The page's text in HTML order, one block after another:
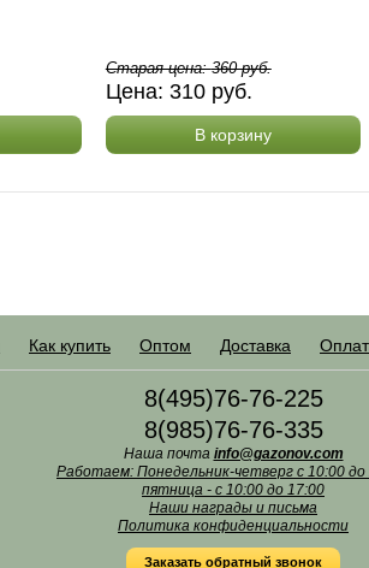
Старая цена:360руб.
Цена: 310руб.
В корзину
Как купить Оптом Доставка
8(495)76-76-225
8(985)76-76-335
Наша почта info@gazonov.com
Работаем: Понедельник-четверг с 10:00 до
пятница - с 10:00 до 17:00
Наши награды и письма
Политика конфиденциальности
Заказать обратный звонок